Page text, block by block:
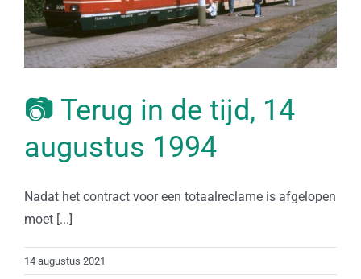
📷 Terug in de tijd, 14
augustus 1994
Nadat het contract voor een totaalreclame is afgelopen
moet [...]
14 augustus 2021